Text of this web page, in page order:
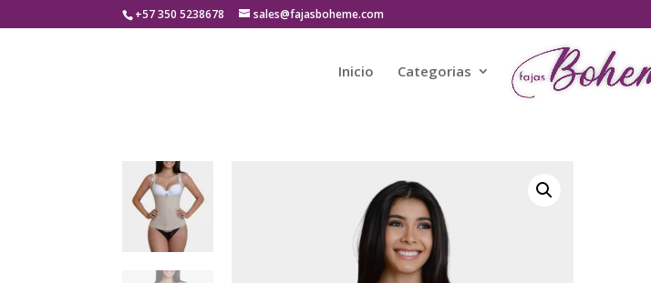
+57 350 5238678 sales@fajasboheme.com
Inicio Categorias